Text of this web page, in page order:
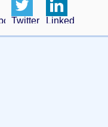
Twitter Linkedin